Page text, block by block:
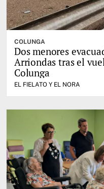
COLUNGA
Dos menores
Arriondas tras el
Colunga
EL FIELATO Y EL NORA